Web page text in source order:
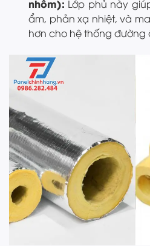
nhôm): Lớp phủ này
ẩm, phản xạ nhiệt, và
hơn cho hệ thống đường